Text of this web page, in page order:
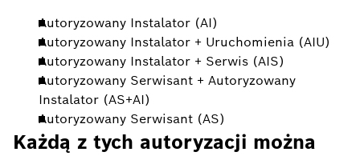
Autoryzowany Instalator (AI)
Autoryzowany Instalator + Uruchomienia (AIU)
Autoryzowany Instalator + Serwis (AIS)
Autoryzowany Serwisant + Autoryzowany
Instalator (AS+AI)
Autoryzowany Serwisant (AS)
Każdą z tych autoryzacji można